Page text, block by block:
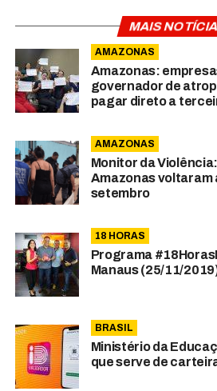
MAIS
AMAZONAS
Amazonas:
governador de
pagar direto a
AMAZONAS
Monitor da
Amazonas voltaram
setembro
18 HORAS
Programa
Manaus (25/11/
BRASIL
Ministério da
que serve de